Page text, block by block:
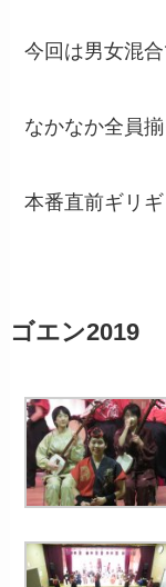
今回は男女混
なかなか全員
本番直前ギリ
ゴエン2019